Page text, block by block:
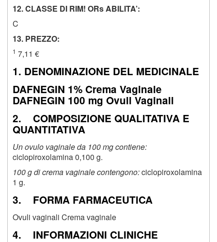
12. CLASSE DI RIM! ORs ABILITA’:
C
13. PREZZO:
1 7,11 €
1. DENOMINAZIONE DEL MEDICINALE
DAFNEGIN 1% Crema Vaginale
DAFNEGIN 100 mg Ovuli Vaginali
2. COMPOSIZIONE QUALITATIVA E
QUANTITATIVA
Un ovulo vaginale da 100 mg contiene:
ciclopiroxolamina 0,100 g.
100 g di crema vaginale contengono:ciclopiroxolamina
1 g.
3. FORMA FARMACEUTICA
Ovuli vaginali Crema vaginale
4. INFORMAZIONI CLINICHE